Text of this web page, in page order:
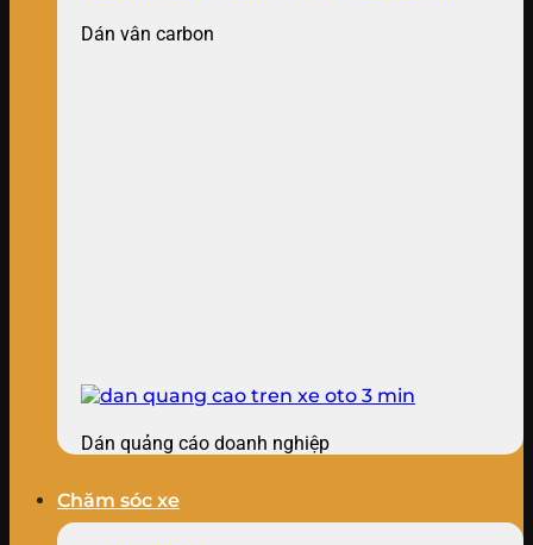
Dán vân carbon
Dán quảng cáo doanh nghiệp
Chăm sóc xe